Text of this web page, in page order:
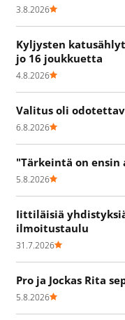
3.8.2026
Kyljysten
jo 16 joukkuetta
4.8.2026
Valitus oli
6.8.2026
"Tärkeintä on ensin
5.8.2026
Iittiläisiä
ilmoitustaulu
31.7.2026
Pro ja Jockas Rita
5.8.2026